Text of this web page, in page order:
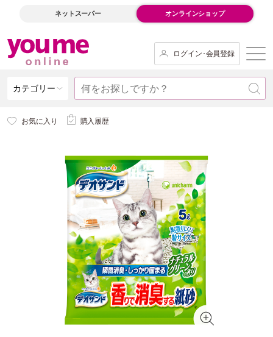
ネットスーパー オンラインショップ
ログイン･会員登録
カテゴリー
お気に入り 購入履歴